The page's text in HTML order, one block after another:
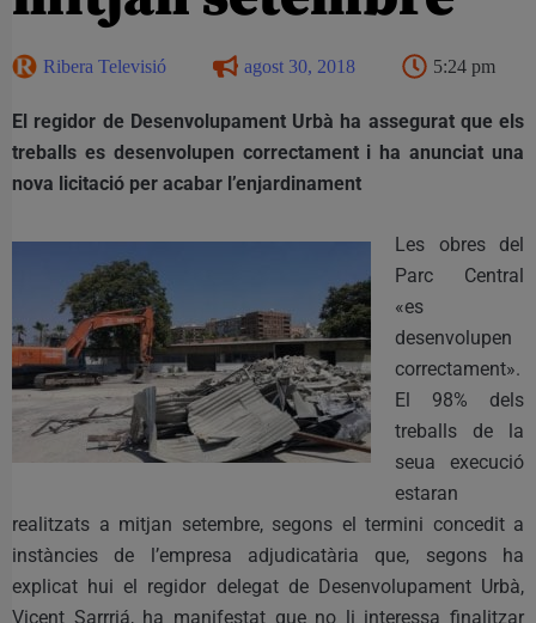
Ribera Televisió agost 30, 2018 5:24 pm
El regidor de Desenvolupament Urbà ha assegurat que els
treballs es desenvolupen correctament i ha anunciat una
nova licitació per acabar l’enjardinament
Les obres del
Parc Central
«es
desenvolupen
correctament».
El 98% dels
treballs de la
seua execució
estaran
realitzats a mitjan setembre, segons el termini concedit a
instàncies de l’empresa adjudicatària que, segons ha
explicat hui el regidor delegat de Desenvolupament Urbà,
Vicent Sarrriá, ha manifestat que no li interessa finalitzar